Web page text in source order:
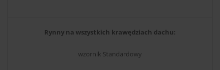
Rynny na wszystkich krawędziach dachu:
wzornik Standardowy